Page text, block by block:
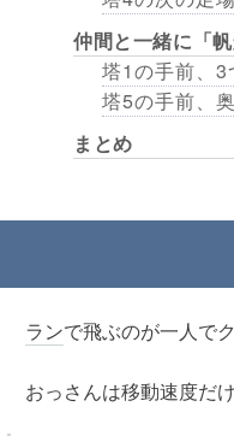
仲間と一緒に「帆
塔1の手前、3
塔5の手前、
まとめ
ランで飛ぶのが一人で
おっさんは移動速度だ